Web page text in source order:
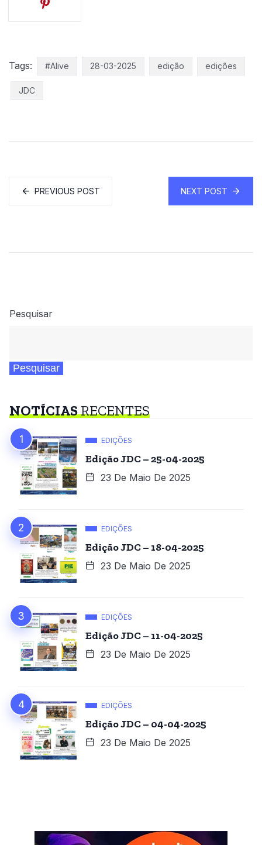
Tags: #Alive 28-03-2025 edição edições
JDC
PREVIOUS POST NEXT POST
Pesquisar
Pesquisar
NOTÍCIASRECENTES
EDIÇÕES
Edição JDC – 25-04-2025
23 De Maio De 2025
EDIÇÕES
Edição JDC – 18-04-2025
23 De Maio De 2025
EDIÇÕES
Edição JDC – 11-04-2025
23 De Maio De 2025
EDIÇÕES
Edição JDC – 04-04-2025
23 De Maio De 2025